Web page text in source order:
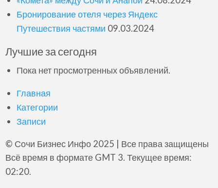
Бронирование отеля через Яндекс
Путешествия частями 09.03.2024
Лучшие за сегодня
Пока нет просмотренных объявлений.
Главная
Категории
Записи
© Сочи Бизнес Инфо 2025 | Все права защищены
Всё время в формате GMT 3. Текущее время:
02:20.